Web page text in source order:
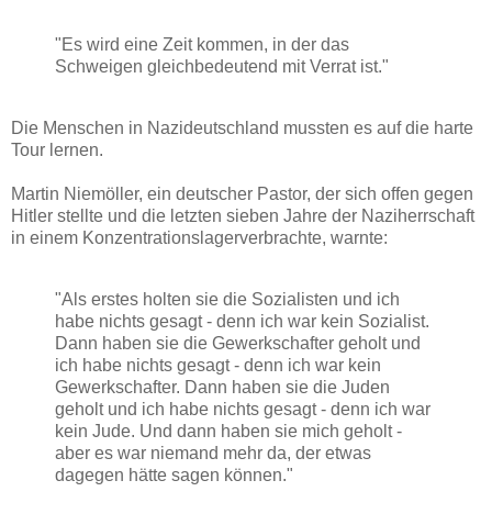
"Es wird eine Zeit kommen, in der das
Schweigen gleichbedeutend mit Verrat ist."
Die Menschen in Nazideutschland mussten es auf die harte
Tour lernen.
Martin Niemöller, ein deutscher Pastor, der sich offen gegen
Hitler stellte und die letzten sieben Jahre der Naziherrschaft
in einem Konzentrationslagerverbrachte, warnte:
"Als erstes holten sie die Sozialisten und ich
habe nichts gesagt - denn ich war kein Sozialist.
Dann haben sie die Gewerkschafter geholt und
ich habe nichts gesagt - denn ich war kein
Gewerkschafter. Dann haben sie die Juden
geholt und ich habe nichts gesagt - denn ich war
kein Jude. Und dann haben sie mich geholt -
aber es war niemand mehr da, der etwas
dagegen hätte sagen können."